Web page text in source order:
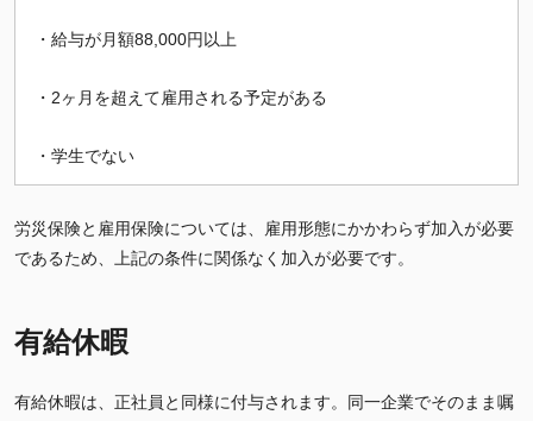
・給与が月額88,000円以上
・2ヶ月を超えて雇用される予定がある
・学生でない
労災保険と雇用保険については、雇用形態にかかわらず加入が必要
であるため、上記の条件に関係なく加入が必要です。
有給休暇
有給休暇は、正社員と同様に付与されます。同一企業でそのまま嘱